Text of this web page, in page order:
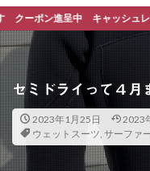
ッシュレス決済ご利用可能で
セミドライって４月
2023年1月25日 2023
ウェットスーツ, サーファ